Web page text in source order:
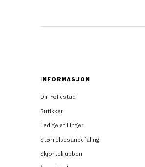
INFORMASJON
Om Follestad
Butikker
Ledige stillinger
Størrelsesanbefaling
Skjorteklubben